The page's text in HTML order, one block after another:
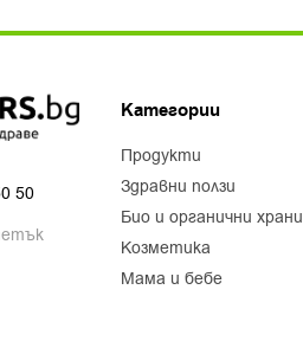
50
Категории
продукти
здравни ползи
био и органични храни
козметика
мама и бебе